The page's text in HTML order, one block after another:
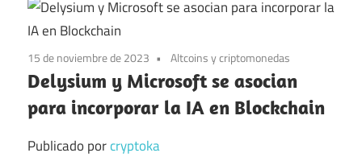
15 de noviembre de 2023 Altcoins y criptomonedas
Delysium y Microsoft se asocian
para incorporar la IA en Blockchain
Publicado porcryptoka